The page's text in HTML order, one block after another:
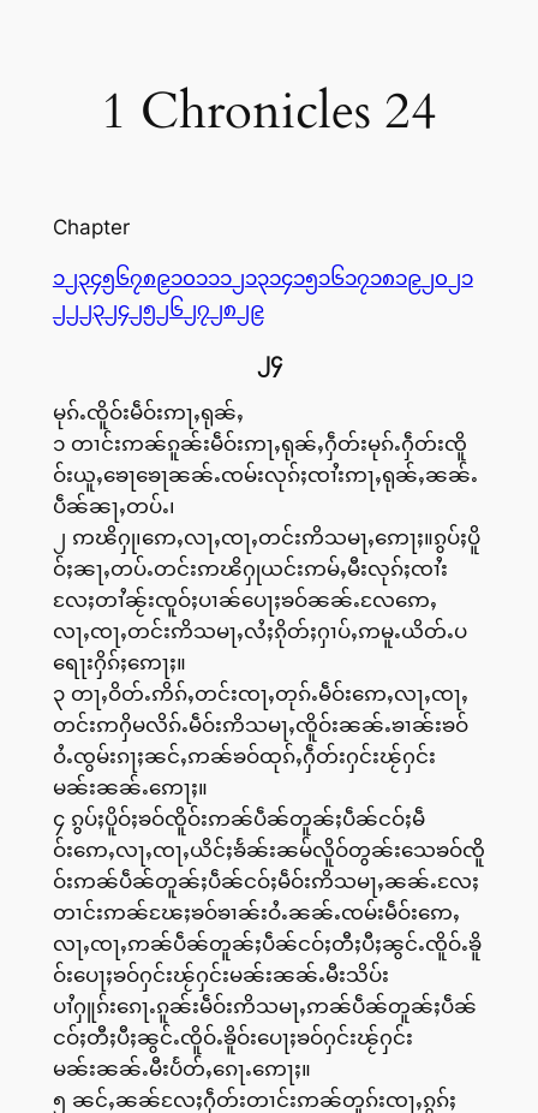
1 Chronicles 24
Chapter
၁၂၃၄၅၆၇၈၉၁၀၁၁၁၂၁၃၁၄၁၅၁၆၁၇၁၈၁၉၂၀ ၂၁
၂၂ ၂၃၂၄၂၅ ၂၆၂၇ ၂၈ ၂၉
၂၄
မုၵ်ႉၸိူဝ်းမဵဝ်းဢႃႇရုၼ်ႇ
၁ တၢင်းဢၼ်ၵူၼ်းမဵဝ်းဢႃႇရုၼ်ႇႁဵတ်းမုၵ်ႉႁဵတ်းၸိူ
ဝ်းယူႇၶေႃၶေႃၼၼ်ႉၸမ်းလုၵ်ႈၸၢႆးဢႃႇရုၼ်ႇၼၼ်ႉ
ပဵၼ်ၼႃႇတပ်ႉ၊
၂ ဢၽိႁု၊ဢေႇလႃႇၸႃႇတင်းဢိသမႃႇဢေႃႈ။ၵွပ်ႈပိူ
ဝ်ႈၼႃႇတပ်ႉတင်းဢၽိႁုယင်းဢမ်ႇမီးလုၵ်ႈၸၢႆး
လႄႈတၢႆၼႂ်းၸူဝ်ႈပၢၼ်ပေႃႈၶဝ်ၼၼ်ႉလႄဢေႇ
လႃႇၸႃႇတင်းဢိသမႃႇလႆႈၵိုတ်ႈႁၢပ်ႇဢမူႉယိတ်ႉပ
ရေႃးႁိၵ်ႈဢေႃႈ။
၃ တႃႇဝိတ်ႉဢိၵ်ႇတင်းၸႃႇတုၵ်ႉမဵဝ်းဢေႇလႃႇၸႃႇ
တင်းဢႁိမလိၵ်ႉမဵဝ်းဢိသမႃႇၸိူဝ်းၼၼ်ႉၶၢၼ်းၶဝ်
ဝႆႉၸွမ်းၵႃႈၼင်ႇဢၼ်ၶဝ်ထုၵ်ႇႁဵတ်းႁင်းၽႂ်ႁင်း
မၼ်းၼၼ်ႉဢေႃႈ။
၄ ၵွပ်ႈပိူဝ်ႈၶဝ်ၸိူဝ်းဢၼ်ပဵၼ်တူၼ်ႈပဵၼ်ငဝ်ႈမဵ
ဝ်းဢေႇလႃႇၸႃႇယိင်ႈၶႅၼ်းၼမ်လိူဝ်တွၼ်းသေၶဝ်ၸိူ
ဝ်းဢၼ်ပဵၼ်တူၼ်ႈပဵၼ်ငဝ်ႈမဵဝ်းဢိသမႃႇၼၼ်ႉလႄႈ
တၢင်းဢၼ်ၽႄႈၶဝ်ၶၢၼ်းဝႆႉၼၼ်ႉၸမ်းမဵဝ်းဢေႇ
လႃႇၸႃႇဢၼ်ပဵၼ်တူၼ်ႈပဵၼ်ငဝ်ႈတီႈပီႈၼွင်ႉၸိူဝ်ႉၶိူ
ဝ်းပေႃႈၶဝ်ႁင်းၽႂ်ႁင်းမၼ်းၼၼ်ႉမီးသိပ်း
ပၢႆႁူၵ်းၵေႃႉၵူၼ်းမဵဝ်းဢိသမႃႇဢၼ်ပဵၼ်တူၼ်ႈပဵၼ်
ငဝ်ႈတီႈပီႈၼွင်ႉၸိူဝ်ႉၶိူဝ်းပေႃႈၶဝ်ႁင်းၽႂ်ႁင်း
မၼ်းၼၼ်ႉမီးပႅတ်ႇၵေႃႉဢေႃႈ။
၅ ၼင်ႇၼၼ်လႄႈႁဵတ်းတၢင်းဢၼ်တူၵ်းၸႃႇၵွၵ်ႈ